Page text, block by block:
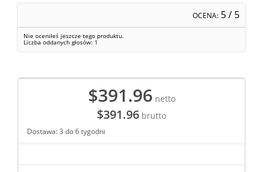
OCENA: 5/ 5
Nie oceniłeś jeszcze tego produktu.
Liczba oddanych głosów: 1
$391.96 netto
$391.96 brutto
Dostawa: 3 do 6 tygodni